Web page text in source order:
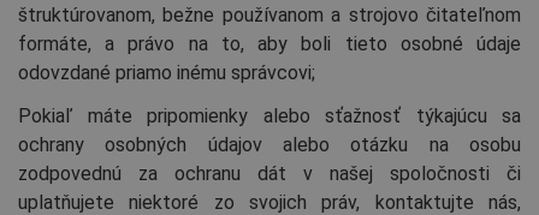
štruktúrovanom, bežne používanom a strojovo čitateľnom
formáte, a právo na to, aby boli tieto osobné údaje
odovzdané priamo inému správcovi;
Pokiaľ máte pripomienky alebo sťažnosť týkajúcu sa
ochrany osobných údajov alebo otázku na osobu
zodpovednú za ochranu dát v našej spoločnosti či
uplatňujete niektoré zo svojich práv, kontaktujte nás,